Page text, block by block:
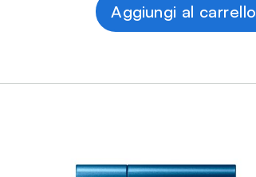
Aggiungi al carrello